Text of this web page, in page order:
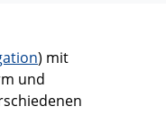
) mit
und